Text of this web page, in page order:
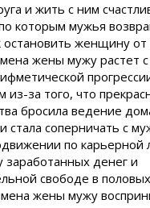
и жить с ним
которым мужья
остановить женщину от
жены мужу растет
за того, что
бросила ведение
стала соперничать с
по карьерной
заработанных денег и
свободе в
жены мужу